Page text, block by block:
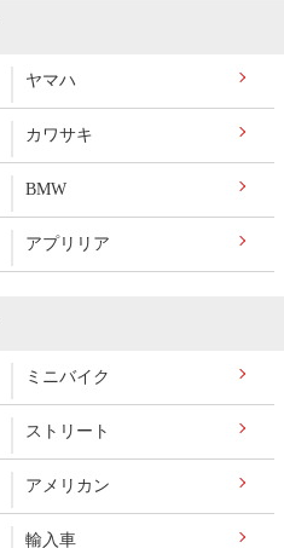
ヤマハ
カワサキ
BMW
アプリリア
ミニバイク
ストリート
アメリカン
輸入車